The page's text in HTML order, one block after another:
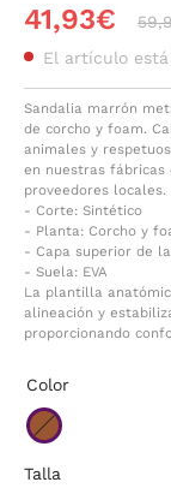
41,93€
El artículo
Sandalia marrón
de corcho y foam.
animales y
en nuestras fábricas
proveedores locales.
- Corte: Sintético
- Planta: Corcho y
- Capa superior de
- Suela: EVA
La plantilla
alineación y
proporcionando
Color
Talla